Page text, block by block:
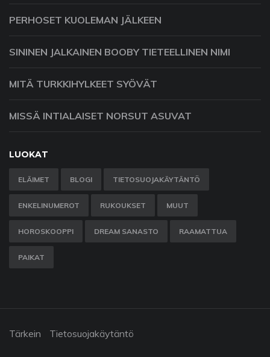
PERHOSET KUOLEMAN JÄLKEEN
SININEN JALKAINEN BOOBY TIETEELLINEN NIMI
MITÄ TURKKIHYLKEET SYÖVÄT
MISSÄ INTIALAISET NORSUT ASUVAT
LUOKAT
ELÄIMET BLOGI TIETOSUOJAKÄYTÄNTÖ
ENKELINUMEROT RUKOUKSET MUUT
HOROSKOOPPI DREAM SANASTO RAAMATTUA
PAIKAT
Tärkein Tietosuojakäytäntö